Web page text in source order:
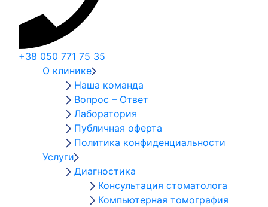
+38 050 771 75 35
О клинике
Наша команда
Вопрос – Ответ
Лаборатория
Публичная оферта
Политика конфиденциальности
Услуги
Диагностика
Консультация стоматолога
Компьютерная томография